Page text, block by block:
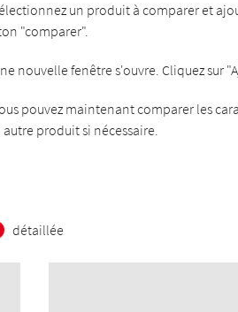
un produit à comparer et
"comparer".
nouvelle fenêtre s'ouvre. Cliquez sur
pouvez maintenant comparer les
produit si nécessaire.
détaillée